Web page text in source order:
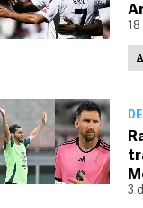
18
3